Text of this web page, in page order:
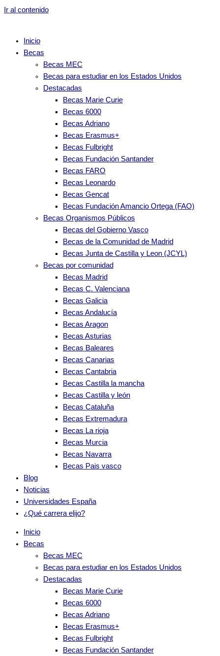
Ir al contenido
Inicio
Becas
Becas MEC
Becas para estudiar en los Estados Unidos
Destacadas
Becas Marie Curie
Becas 6000
Becas Adriano
Becas Erasmus+
Becas Fulbright
Becas Fundación Santander
Becas FARO
Becas Leonardo
Becas Gencat
Becas Fundación Amancio Ortega (FAO)
Becas Organismos Públicos
Becas del Gobierno Vasco
Becas de la Comunidad de Madrid
Becas Junta de Castilla y Leon (JCYL)
Becas por comunidad
Becas Madrid
Becas C. Valenciana
Becas Galicia
Becas Andalucía
Becas Aragon
Becas Asturias
Becas Baleares
Becas Canarias
Becas Cantabria
Becas Castilla la mancha
Becas Castilla y león
Becas Cataluña
Becas Extremadura
Becas La rioja
Becas Murcia
Becas Navarra
Becas Pais vasco
Blog
Noticias
Universidades España
¿Qué carrera elijo?
Inicio
Becas
Becas MEC
Becas para estudiar en los Estados Unidos
Destacadas
Becas Marie Curie
Becas 6000
Becas Adriano
Becas Erasmus+
Becas Fulbright
Becas Fundación Santander